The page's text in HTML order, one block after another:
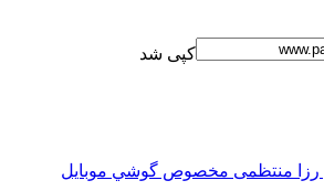
کپی شد
رزا منتظمی مخصوص گوشي موبايل